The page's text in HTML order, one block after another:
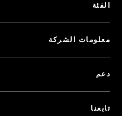
الفئة
معلومات الشركة
دعم
تابعنا